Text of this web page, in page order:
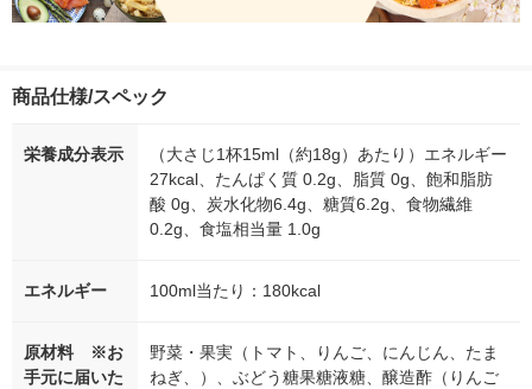
商品仕様/スペック
栄養成分表示
（大さじ1杯15ml（約18g）あたり）エネルギー
27kcal、たんぱく質 0.2g、脂質 0g、飽和脂肪
酸 0g、炭水化物6.4g、糖質6.2g、食物繊維
0.2g、食塩相当量 1.0g
エネルギー 100ml当たり：180kcal
原材料 ※お
手元に届いた
野菜・果実（トマト、りんご、にんじん、たま
ねぎ、）、ぶどう糖果糖液糖、醸造酢（りんご